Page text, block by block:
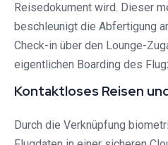
Reisedokument wird. Dieser
beschleunigt die Abfertigung
Check-in über den Lounge-
eigentlichen Boarding des
Kontaktloses Reisen
Durch die Verknüpfung